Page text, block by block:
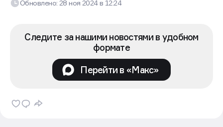
Движение.ру
Следите за нашими новостями в удобном
формате
Перейти в «Макс»